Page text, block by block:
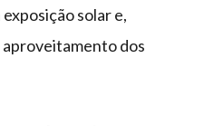
solar e,
dos